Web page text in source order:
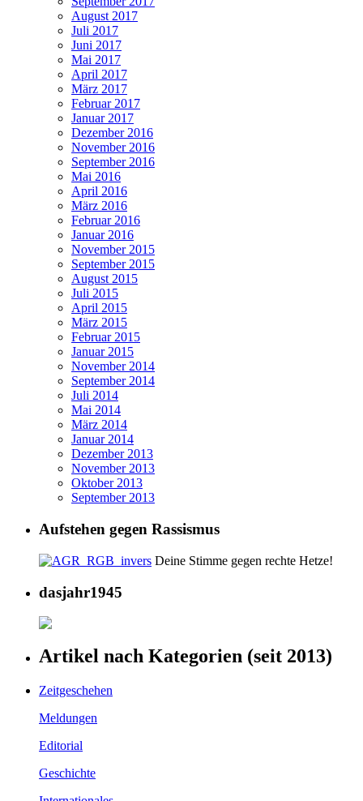
August 2017
Juli 2017
Juni 2017
Mai 2017
April 2017
März 2017
Februar 2017
Januar 2017
Dezember 2016
November 2016
September 2016
Mai 2016
April 2016
März 2016
Februar 2016
Januar 2016
November 2015
September 2015
August 2015
Juli 2015
April 2015
März 2015
Februar 2015
Januar 2015
November 2014
September 2014
Juli 2014
Mai 2014
März 2014
Januar 2014
Dezember 2013
November 2013
Oktober 2013
September 2013
Aufstehen gegen Rassismus
Deine Stimme gegen rechte Hetze!
dasjahr1945
Artikel nach Kategorien (seit 2013)
Zeitgeschehen
Meldungen
Editorial
Geschichte